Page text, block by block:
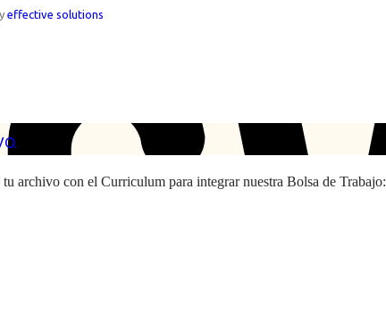
effective solutions
archivo con el Curriculum para integrar nuestra Bolsa de Trabajo: